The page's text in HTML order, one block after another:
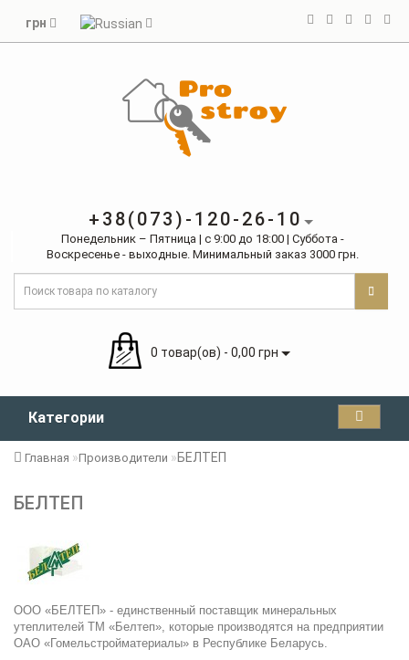
грн
+38(073)-120-26-10
Понедельник – Пятница | с 9:00 до 18:00 | Суббота -
Воскресенье - выходные. Минимальный заказ 3000 грн.
0 товар(ов) - 0,00 грн
Категории
Главная Производители БЕЛТЕП
БЕЛТЕП
ООО «БЕЛТЕП» - единственный поставщик минеральных
утеплителей ТМ «Белтеп», которые производятся на предприятии
ОАО «Гомельстройматериалы» в Республике Беларусь.